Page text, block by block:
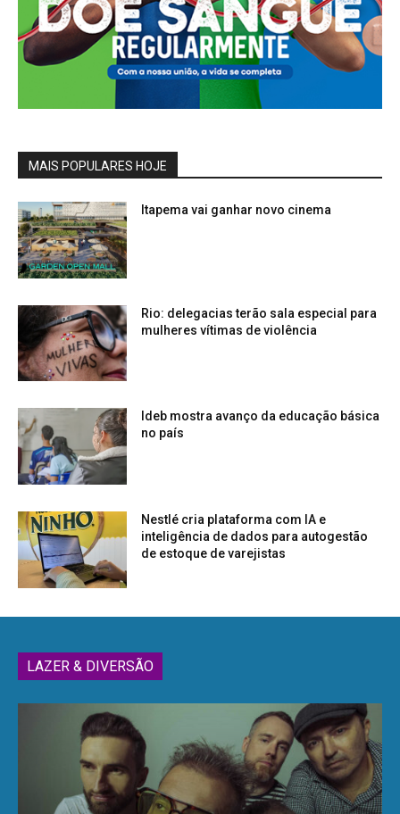
MAIS POPULARES HOJE
Itapema vai ganhar novo cinema
Rio: delegacias terão sala especial para
mulheres vítimas de violência
Ideb mostra avanço da educação básica
no país
Nestlé cria plataforma com IA e
inteligência de dados para autogestão
de estoque de varejistas
LAZER & DIVERSÃO